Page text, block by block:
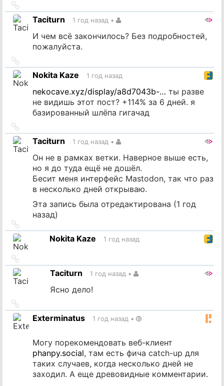
на
источник
Taciturn 1 год назад •
И чем всё закончилось? Без подробностей,
пожалуйста.
на
источник
Nokita Kaze 1 год назад
nekocave.xyz/display/a8d7043b-… ты разве
не видишь этот пост? +114% за 6 дней. я
базированный шлёпа гигачад
на
источник
Taciturn 1 год назад •
Он не в рамках ветки. Наверное выше есть,
но я до туда ещё не дошёл.
Бесит меня интерфейс Mastodon, так что раз
в несколько дней открываю.
Эта запись была отредактирована (1 год
назад)
на
источникNokita Kaze 1 год назад
на
источник Taciturn 1 год назад •
Ясно дело!
на
источник
Exterminatus 1 год назад •
Могу порекомендовать веб-клиент
phanpy.social, там есть фича catch-up для
таких случаев, когда несколько дней не
заходил. А еще древовидные комментарии.